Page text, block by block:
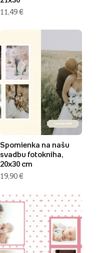
11,49 €
Spomienka na našu
svadbu fotokniha,
20x30 cm
19,90 €